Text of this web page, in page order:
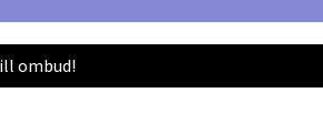
ombud!